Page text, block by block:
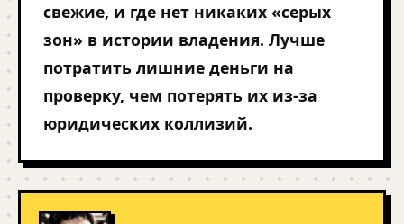
свежие, и где нет никаких «серых
зон» в истории владения. Лучше
потратить лишние деньги на
проверку, чем потерять их из-за
юридических коллизий.